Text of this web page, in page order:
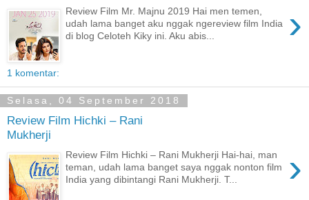
›
Review Film Mr. Majnu 2019 Hai men temen,
udah lama banget aku nggak ngereview film India
di blog Celoteh Kiky ini. Aku abis...
1 komentar:
Selasa, 04 September 2018
Review Film Hichki – Rani
Mukherji
›
Review Film Hichki – Rani Mukherji Hai-hai, man
teman, udah lama banget saya nggak nonton film
India yang dibintangi Rani Mukherji. T...